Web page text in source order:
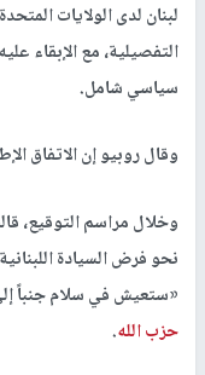
لبنان لدى الولايات
التفصيلية، مع الإبقاء
سياسي شامل.
وقال روبيو إن الاتفاق
وخلال مراسم التوقيع،
نحو فرض السيادة
«ستعيش في سلام جنباً
حزب الله.